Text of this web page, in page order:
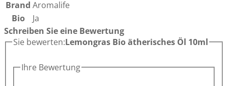
Brand Aromalife
Bio
Ja
Schreiben Sie eine Bewertung
Sie bewerten:Lemongras Bio ätherisches Öl 10ml
Ihre Bewertung